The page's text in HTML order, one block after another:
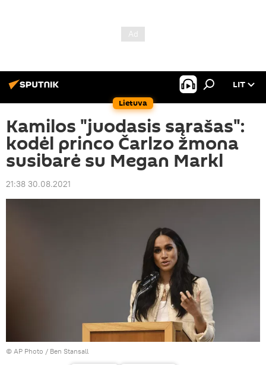
Lietuva
LIT
Kamilos "juodasis sąrašas":
kodėl princo Čarlzo žmona
susibarė su Megan Markl
21:38 30.08.2021
© AP Photo / Ben Stansall